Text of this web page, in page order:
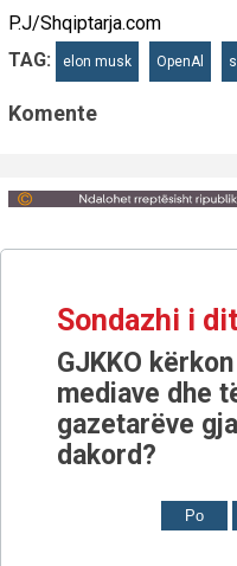
P.J/Shqiptarja.com
TAG:
elon musk OpenAl
Komente
Sondazhi i
GJKKO
mediave dhe
gazetarëve
dakord?
Po